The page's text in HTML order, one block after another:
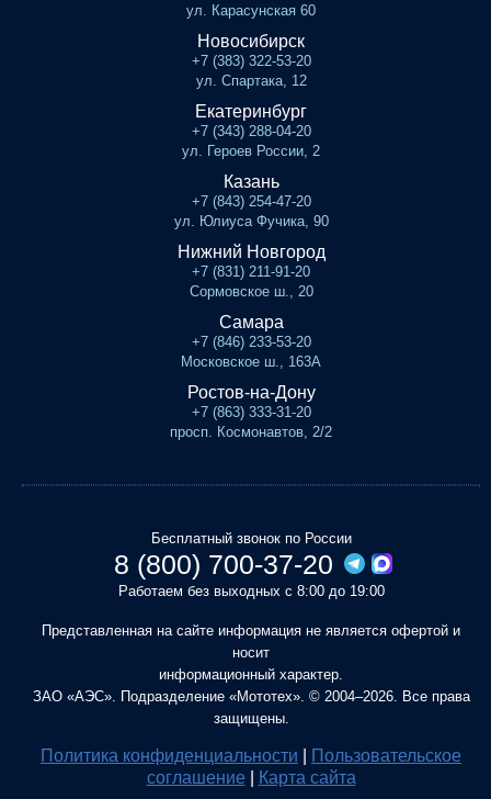
ул. Карасунская 60
Новосибирск
+7 (383) 322-53-20
ул. Спартака, 12
Екатеринбург
+7 (343) 288-04-20
ул. Героев России, 2
Казань
+7 (843) 254-47-20
ул. Юлиуса Фучика, 90
Нижний Новгород
+7 (831) 211-91-20
Сормовское ш., 20
Самара
+7 (846) 233-53-20
Московское ш., 163А
Ростов-на-Дону
+7 (863) 333-31-20
просп. Космонавтов, 2/2
Бесплатный звонок по России
8 (800) 700-37-20
Работаем без выходных с 8:00 до 19:00
Представленная на сайте информация не является офертой и
носит
информационный характер.
ЗАО «АЭС». Подразделение «Мототех». © 2004–2026. Все права
защищены.
Политика конфиденциальности
Пользовательское
соглашение
Карта сайта